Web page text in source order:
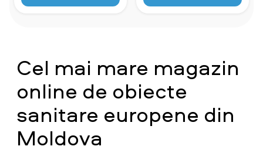
Cel mai mare magazin
online de obiecte
sanitare europene din
Moldova